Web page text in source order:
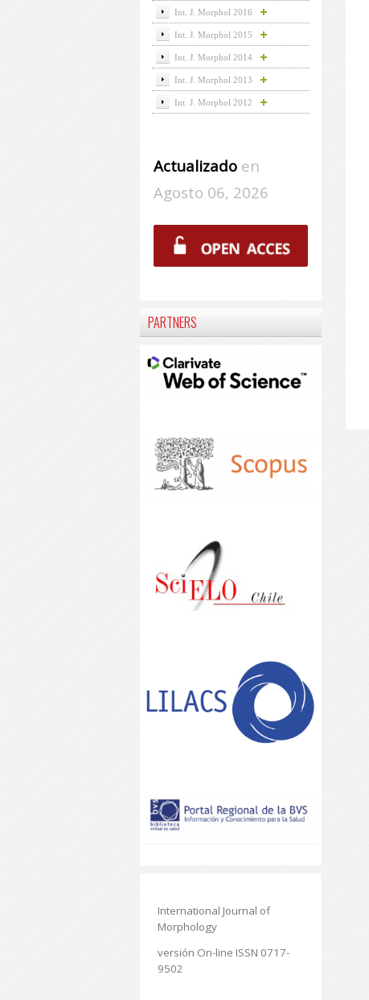
Int. J. Morphol 2016
Int. J. Morphol 2015
Int. J. Morphol 2014
Int. J. Morphol 2013
Int. J. Morphol 2012
Actualizadoen
Agosto 06, 2026
PARTNERS
International Journal of
Morphology
versión On-line ISSN 0717-
9502